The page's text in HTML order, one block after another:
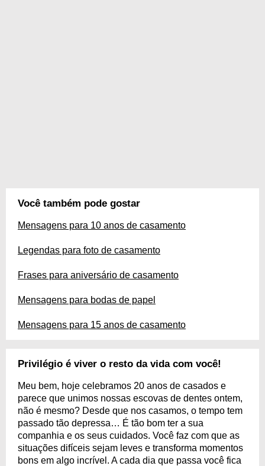
Você também pode gostar
Mensagens para 10 anos de casamento
Legendas para foto de casamento
Frases para aniversário de casamento
Mensagens para bodas de papel
Mensagens para 15 anos de casamento
Privilégio é viver o resto da vida com você!
Meu bem, hoje celebramos 20 anos de casados e
parece que unimos nossas escovas de dentes ontem,
não é mesmo? Desde que nos casamos, o tempo tem
passado tão depressa… É tão bom ter a sua
companhia e os seus cuidados. Você faz com que as
situações difíceis sejam leves e transforma momentos
bons em algo incrível. A cada dia que passa você fica